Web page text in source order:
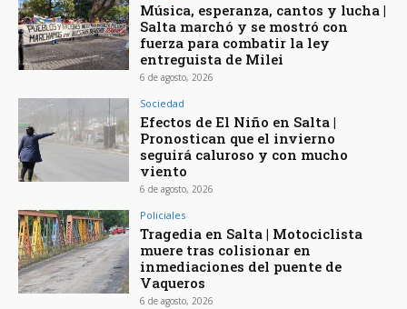
Música, esperanza, cantos y lucha |
Salta marchó y se mostró con
fuerza para combatir la ley
entreguista de Milei
6 de agosto, 2026
Sociedad
Efectos de El Niño en Salta |
Pronostican que el invierno
seguirá caluroso y con mucho
viento
6 de agosto, 2026
Policiales
Tragedia en Salta | Motociclista
muere tras colisionar en
inmediaciones del puente de
Vaqueros
6 de agosto, 2026